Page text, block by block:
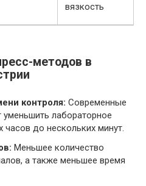
вязкость
методов в
контроля: Современные
лабораторное
часов до нескольких минут.
Меньшее количество
а также меньшее время